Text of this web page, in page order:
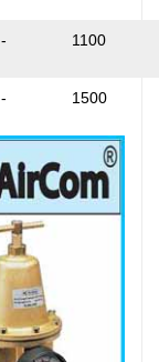
- 1100
- 1500